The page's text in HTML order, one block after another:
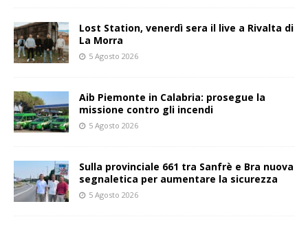
Lost Station, venerdì sera il live a Rivalta di
La Morra
5 Agosto 2026
Aib Piemonte in Calabria: prosegue la
missione contro gli incendi
5 Agosto 2026
Sulla provinciale 661 tra Sanfrè e Bra nuova
segnaletica per aumentare la sicurezza
5 Agosto 2026